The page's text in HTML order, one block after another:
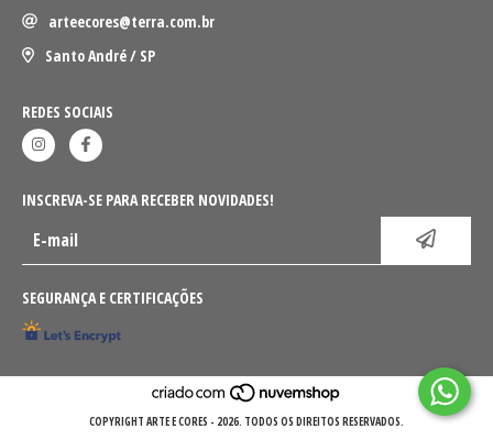
arteecores@terra.com.br
Santo André / SP
REDES SOCIAIS
INSCREVA-SE PARA RECEBER NOVIDADES!
SEGURANÇA E CERTIFICAÇÕES
COPYRIGHT ARTE E CORES - 2026. TODOS OS DIREITOS RESERVADOS.